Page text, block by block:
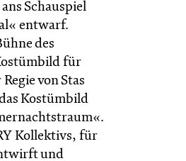
Schauspiel
entwarf.
des
für
von Stas
Kostümbild
Kollektivs, für
und